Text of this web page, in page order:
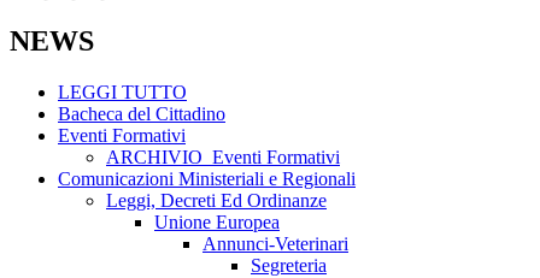
NEWS
LEGGI TUTTO
Bacheca del Cittadino
Eventi Formativi
ARCHIVIO_Eventi Formativi
Comunicazioni Ministeriali e Regionali
Leggi, Decreti Ed Ordinanze
Unione Europea
Annunci-Veterinari
Segreteria